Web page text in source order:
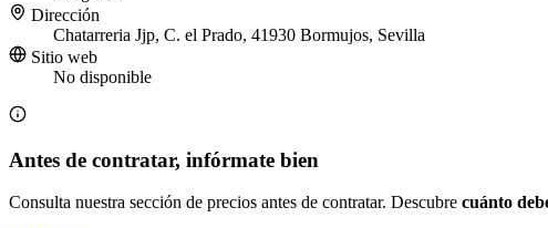
Dirección
Chatarreria Jjp, C. el Prado, 41930 Bormujos, Sevilla
Sitio web
No disponible
Antes de contratar, infórmate bien
Consulta nuestra sección de precios antes de contratar. Descubre cuánto